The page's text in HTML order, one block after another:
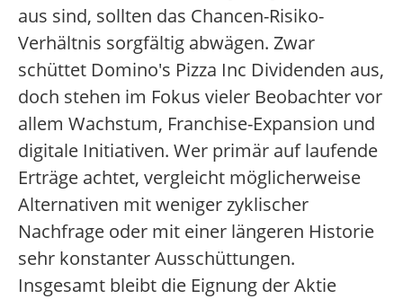
aus sind, sollten das Chancen-Risiko-
Verhältnis sorgfältig abwägen. Zwar
schüttet Domino's Pizza Inc Dividenden aus,
doch stehen im Fokus vieler Beobachter vor
allem Wachstum, Franchise-Expansion und
digitale Initiativen. Wer primär auf laufende
Erträge achtet, vergleicht möglicherweise
Alternativen mit weniger zyklischer
Nachfrage oder mit einer längeren Historie
sehr konstanter Ausschüttungen.
Insgesamt bleibt die Eignung der Aktie